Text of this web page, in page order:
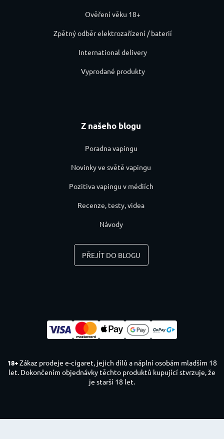
Ověření věku 18+
Zpětný odběr elektrozařízení / baterií
International delivery
Vyprodané produkty
Z našeho blogu
Poradna vapingu
Novinky ve světě vapingu
Pozitiva vapingu v médiích
Recenze, testy, videa
Návody
PŘEJÍT DO BLOGU
18+Zákaz prodeje e-cigaret, jejich dílů a náplní osobám mladším 18
let. Dokončením objednávky těchto produktů kupující stvrzuje, že
je starší 18 let.